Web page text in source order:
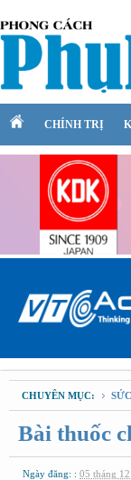
CHÍNH TRỊ
CHUYÊN MỤC:
Bài thuốc
Ngày đăng: : 05 tháng 12